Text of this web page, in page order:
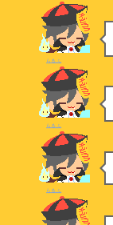
らるふ
らるふ
らるふ